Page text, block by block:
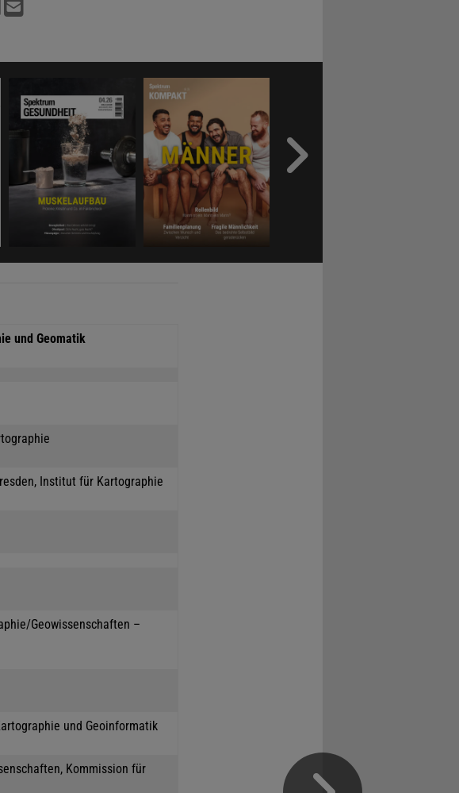
und Geomatik
Institut für Kartographie
Geowissenschaften –
und Geoinformatik
Kommission für